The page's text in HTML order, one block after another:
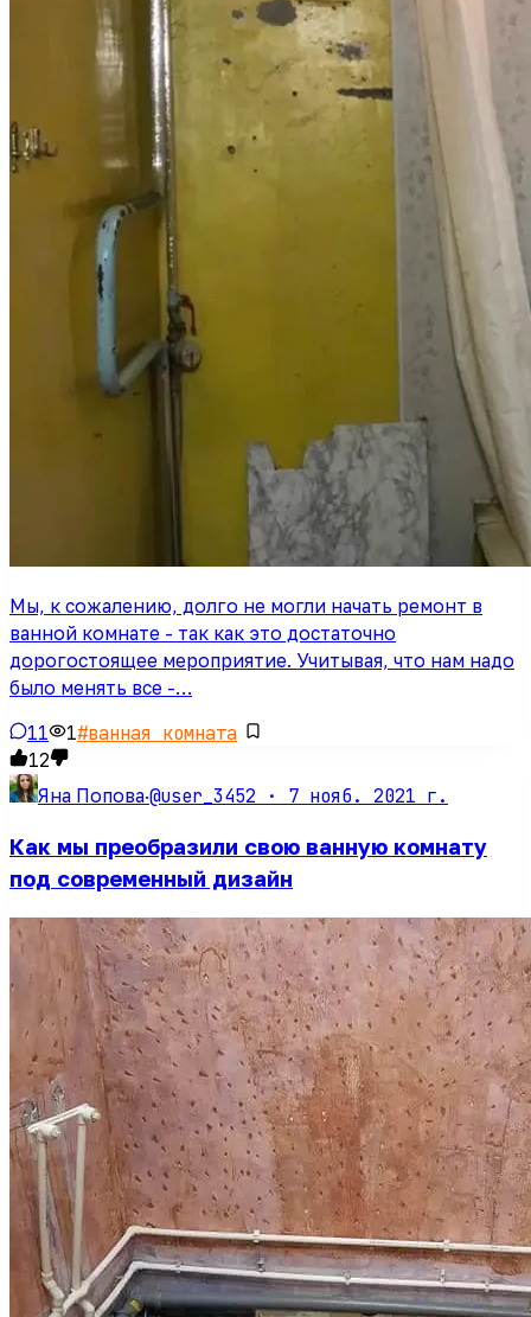
Мы, к сожалению, долго не могли начать ремонт в
ванной комнате - так как это достаточно
дорогостоящее мероприятие. Учитывая, что нам надо
было менять все -…
11 1#ванная комната
12
Яна Попова·@user_3452 · 7 нояб. 2021 г.
Как мы преобразили свою ванную комнату
под современный дизайн